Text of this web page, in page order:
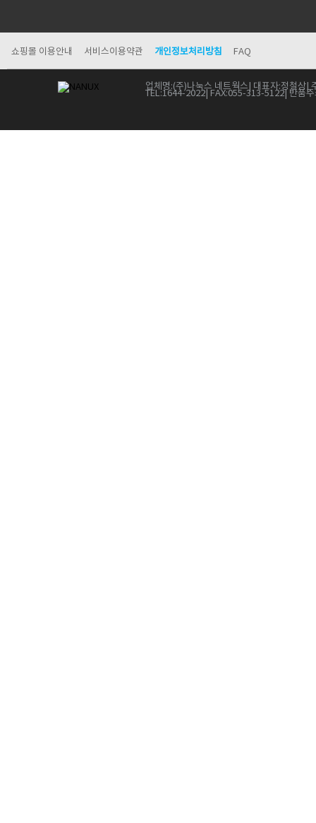
쇼핑몰 이용안내 서비스이용약관 개인정보처리방침 FAQ
업체명:(주)나눅스 네트웍스 | 대표자:정철상|
TEL:1644-2022 | FAX:055-313-5122 | 반품